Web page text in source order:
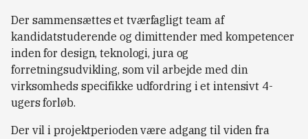
Der sammensættes et tværfagligt team af
kandidatstuderende og dimittender med kompetencer
inden for design, teknologi, jura og
forretningsudvikling, som vil arbejde med din
virksomheds specifikke udfordring i et intensivt 4-
ugers forløb.
Der vil i projektperioden være adgang til viden fra